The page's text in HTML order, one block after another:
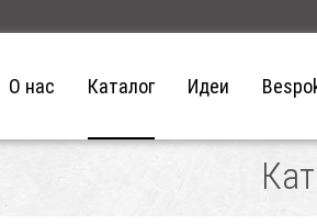
О нас Каталог Идеи